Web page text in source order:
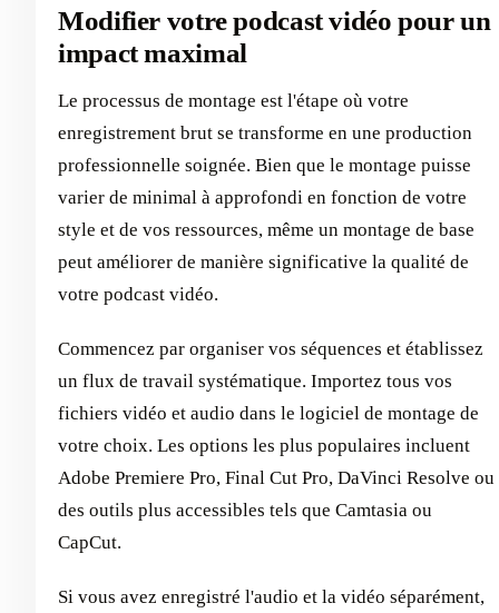
Modifier votre podcast vidéo pour un
impact maximal
Le processus de montage est l'étape où votre
enregistrement brut se transforme en une production
professionnelle soignée. Bien que le montage puisse
varier de minimal à approfondi en fonction de votre
style et de vos ressources, même un montage de base
peut améliorer de manière significative la qualité de
votre podcast vidéo.
Commencez par organiser vos séquences et établissez
un flux de travail systématique. Importez tous vos
fichiers vidéo et audio dans le logiciel de montage de
votre choix. Les options les plus populaires incluent
Adobe Premiere Pro, Final Cut Pro, DaVinci Resolve ou
des outils plus accessibles tels que Camtasia ou
CapCut.
Si vous avez enregistré l'audio et la vidéo séparément,